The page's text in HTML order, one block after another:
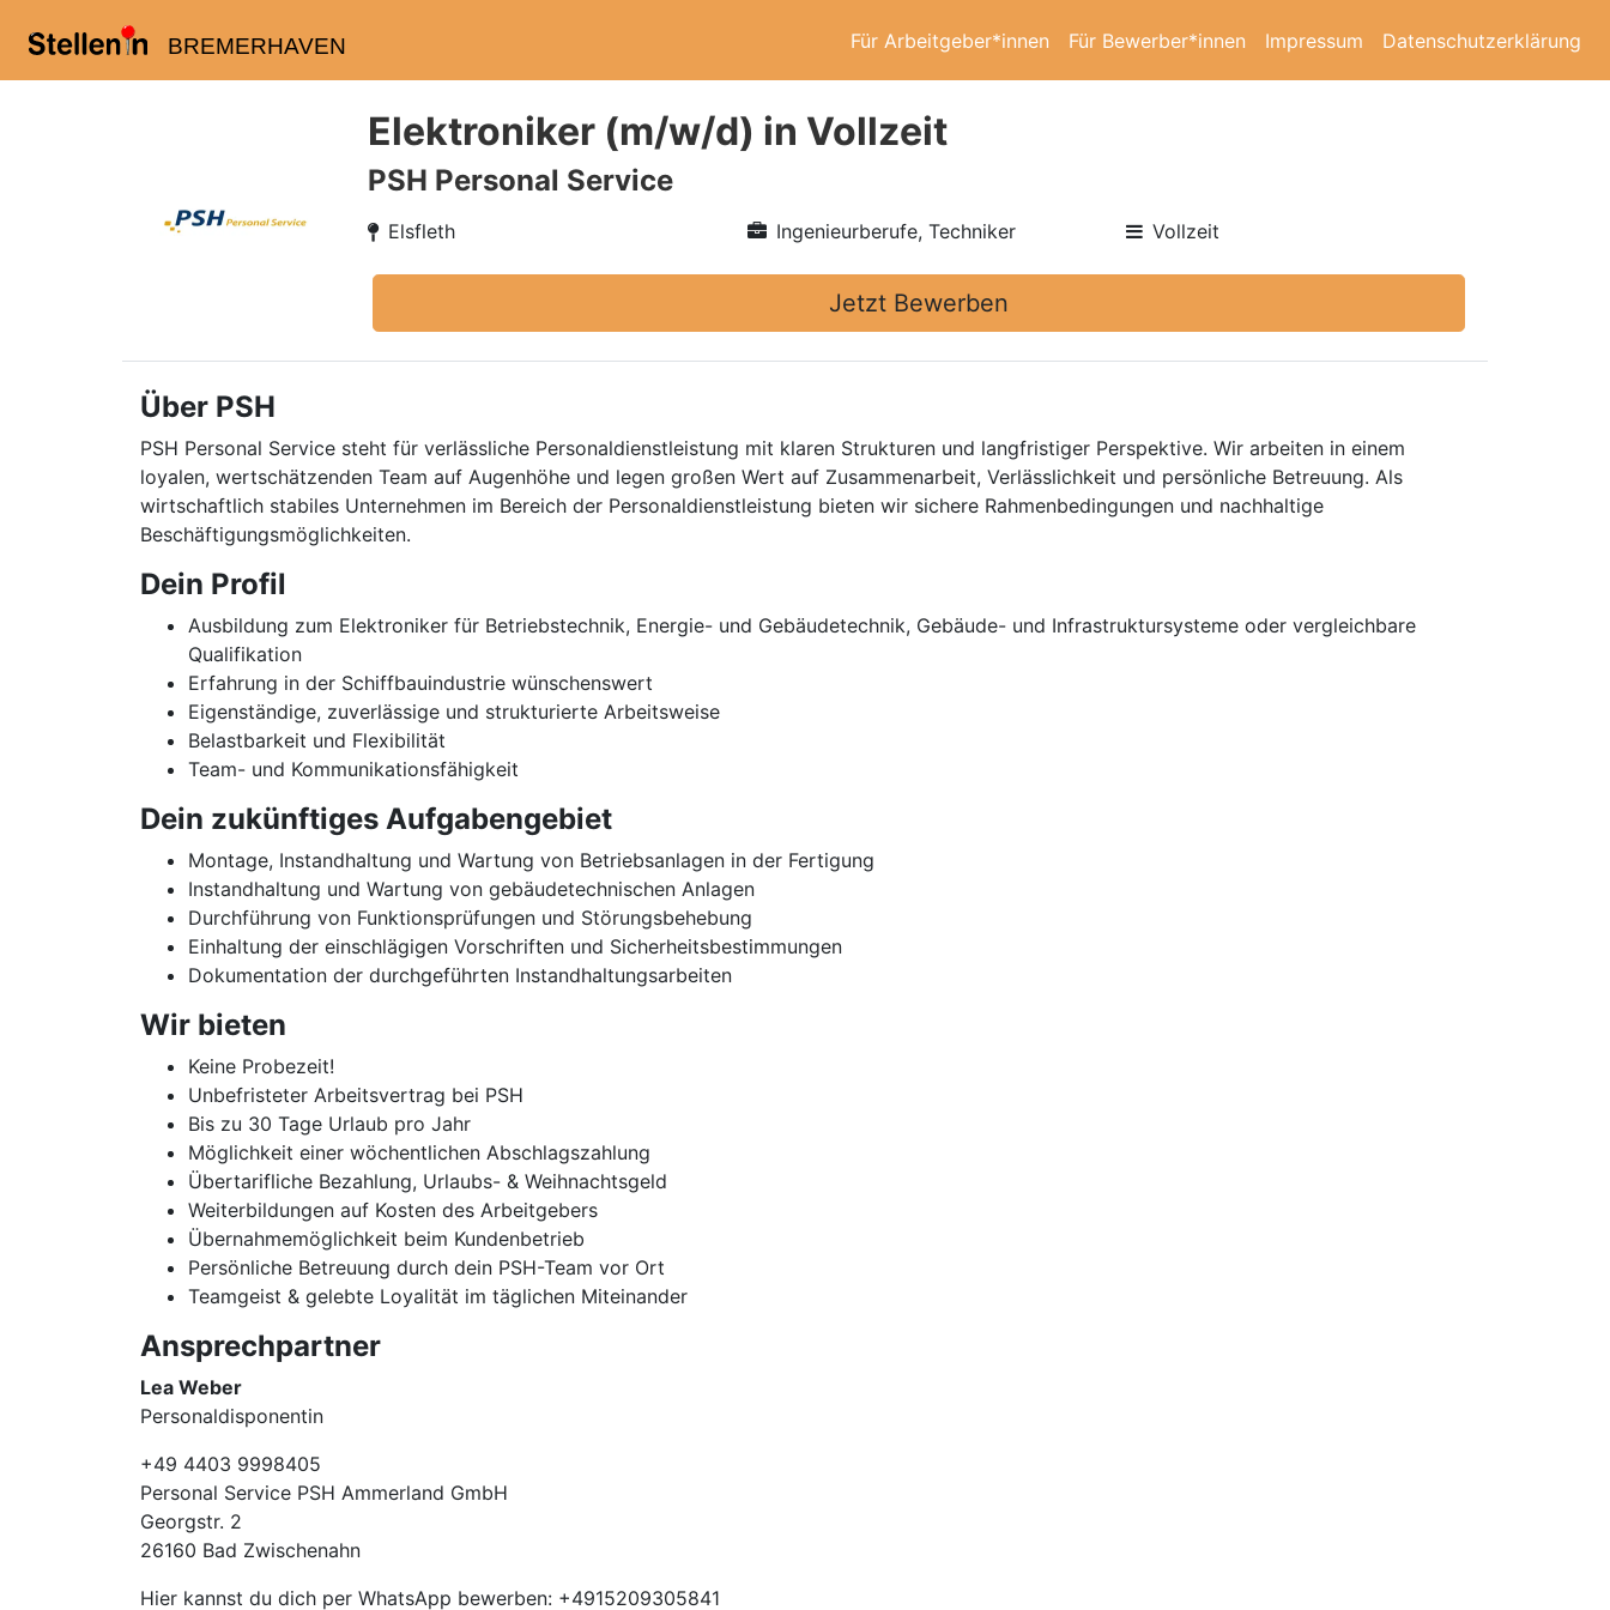
BREMERHAVEN Für Arbeitgeber*innen Für Bewerber*innen Impressum Datenschutzerklärung
Elektroniker (m/w/d) in Vollzeit
PSH Personal Service
Elsfleth Ingenieurberufe, Techniker Vollzeit
Jetzt Bewerben
Über PSH
PSH Personal Service steht für verlässliche Personaldienstleistung mit klaren Strukturen und langfristiger Perspektive. Wir arbeiten in einem
loyalen, wertschätzenden Team auf Augenhöhe und legen großen Wert auf Zusammenarbeit, Verlässlichkeit und persönliche Betreuung. Als
wirtschaftlich stabiles Unternehmen im Bereich der Personaldienstleistung bieten wir sichere Rahmenbedingungen und nachhaltige
Beschäftigungsmöglichkeiten.
Dein Profil
Ausbildung zum Elektroniker für Betriebstechnik, Energie- und Gebäudetechnik, Gebäude- und Infrastruktursysteme oder vergleichbare
Qualifikation
Erfahrung in der Schiffbauindustrie wünschenswert
Eigenständige, zuverlässige und strukturierte Arbeitsweise
Belastbarkeit und Flexibilität
Team- und Kommunikationsfähigkeit
Dein zukünftiges Aufgabengebiet
Montage, Instandhaltung und Wartung von Betriebsanlagen in der Fertigung
Instandhaltung und Wartung von gebäudetechnischen Anlagen
Durchführung von Funktionsprüfungen und Störungsbehebung
Einhaltung der einschlägigen Vorschriften und Sicherheitsbestimmungen
Dokumentation der durchgeführten Instandhaltungsarbeiten
Wir bieten
Keine Probezeit!
Unbefristeter Arbeitsvertrag bei PSH
Bis zu 30 Tage Urlaub pro Jahr
Möglichkeit einer wöchentlichen Abschlagszahlung
Übertarifliche Bezahlung, Urlaubs- & Weihnachtsgeld
Weiterbildungen auf Kosten des Arbeitgebers
Übernahmemöglichkeit beim Kundenbetrieb
Persönliche Betreuung durch dein PSH-Team vor Ort
Teamgeist & gelebte Loyalität im täglichen Miteinander
Ansprechpartner
Lea Weber
Personaldisponentin
+49 4403 9998405
Personal Service PSH Ammerland GmbH
Georgstr. 2
26160 Bad Zwischenahn
Hier kannst du dich per WhatsApp bewerben: +4915209305841